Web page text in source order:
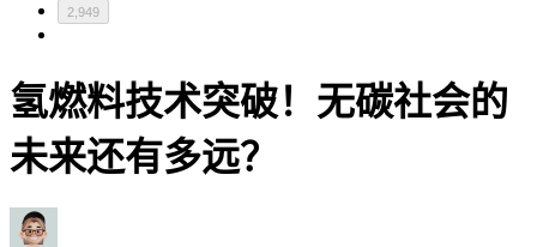
2,949
氢燃料技术突破！无碳社会的
未来还有多远？